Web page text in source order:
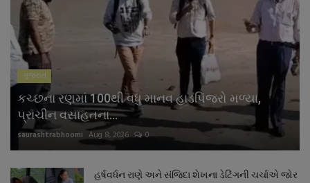
સ્પોર્ટ્સ
રાશિફળ
ગુનાખોરી
બોલિવૂડ
સ્વાસ્થ્ય
ગુજરાત
કચ્છના રણમાં 100થી વધુ માનવ હાડપિંજરો મળ્યા,
પ્રાચીન વસાહતના...
saurashtrabhoomi Aug 8, 2026 0
હર્ષવર્ધન રાણે અને સંજિદા શેખના ડેટિંગની ચર્ચાએ જોર